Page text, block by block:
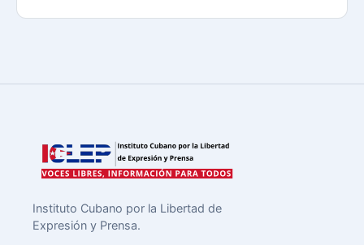
Instituto Cubano por la Libertad de
Expresión y Prensa.